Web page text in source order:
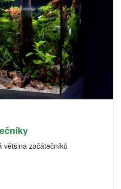
většina začátečníků